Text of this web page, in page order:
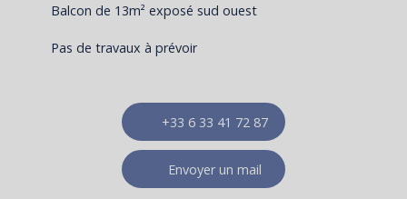
Balcon de 13m² exposé sud ouest
Pas de travaux à prévoir
+33 6 33 41 72 87
Envoyer un mail